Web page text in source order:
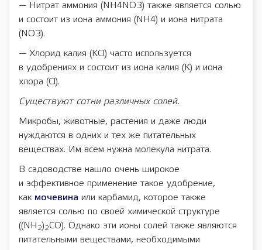
— Нитрат аммония (NH4NO3) также является солью
и состоит из иона аммония (NH4) и иона нитрата
(NO3).
— Хлорид калия (KCl) часто используется
в удобрениях и состоит из иона калия (K) и иона
хлора (Cl).
Существуют сотни различных солей.
Микробы, животные, растения и даже люди
нуждаются в одних и тех же питательных
веществах. Им всем нужна молекула нитрата.
В садоводстве нашло очень широкое
и эффективное применение такое удобрение,
как мочевина или карбамид, которое также
является солью по своей химической структуре
((NH 2)2CO). Однако эти ионы солей также являются
питательными веществами, необходимыми